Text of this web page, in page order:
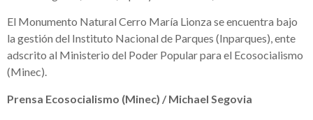
El Monumento Natural Cerro María Lionza se encuentra bajo
la gestión del Instituto Nacional de Parques (Inparques), ente
adscrito al Ministerio del Poder Popular para el Ecosocialismo
(Minec).
Prensa Ecosocialismo (Minec) / Michael Segovia